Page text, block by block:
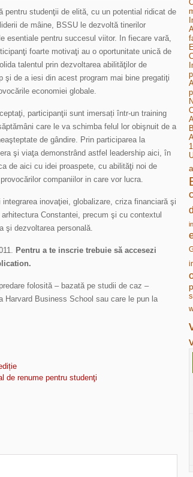
pentru studenţii de elită, cu un potential ridicat de
de mâine, BSSU le dezvoltă tinerilor
esentiale pentru succesul viitor. In fiecare vară,
foarte motivaţi au o oportunitate unică de
talentul prin dezvoltarea abilităţilor de
şi de a iesi din acest program mai bine pregatiţi
economiei globale.
participanţii sunt imersați într-un training
care le va schimba felul lor obişnuit de a
de gândire. Prin participarea la
şi viaţa demonstrând astfel leadership aici, în
de aici cu idei proaspete, cu abilităţi noi de
companiilor in care vor lucra.
inovaţiei, globalizare, criza financiară şi
Constantei, precum şi cu contextul
şi dezvoltarea personală.
Pentru a te inscrie trebuie să accesezi
folosită – bazată pe studii de caz –
Business School sau care le pun la
de renume pentru studenţi